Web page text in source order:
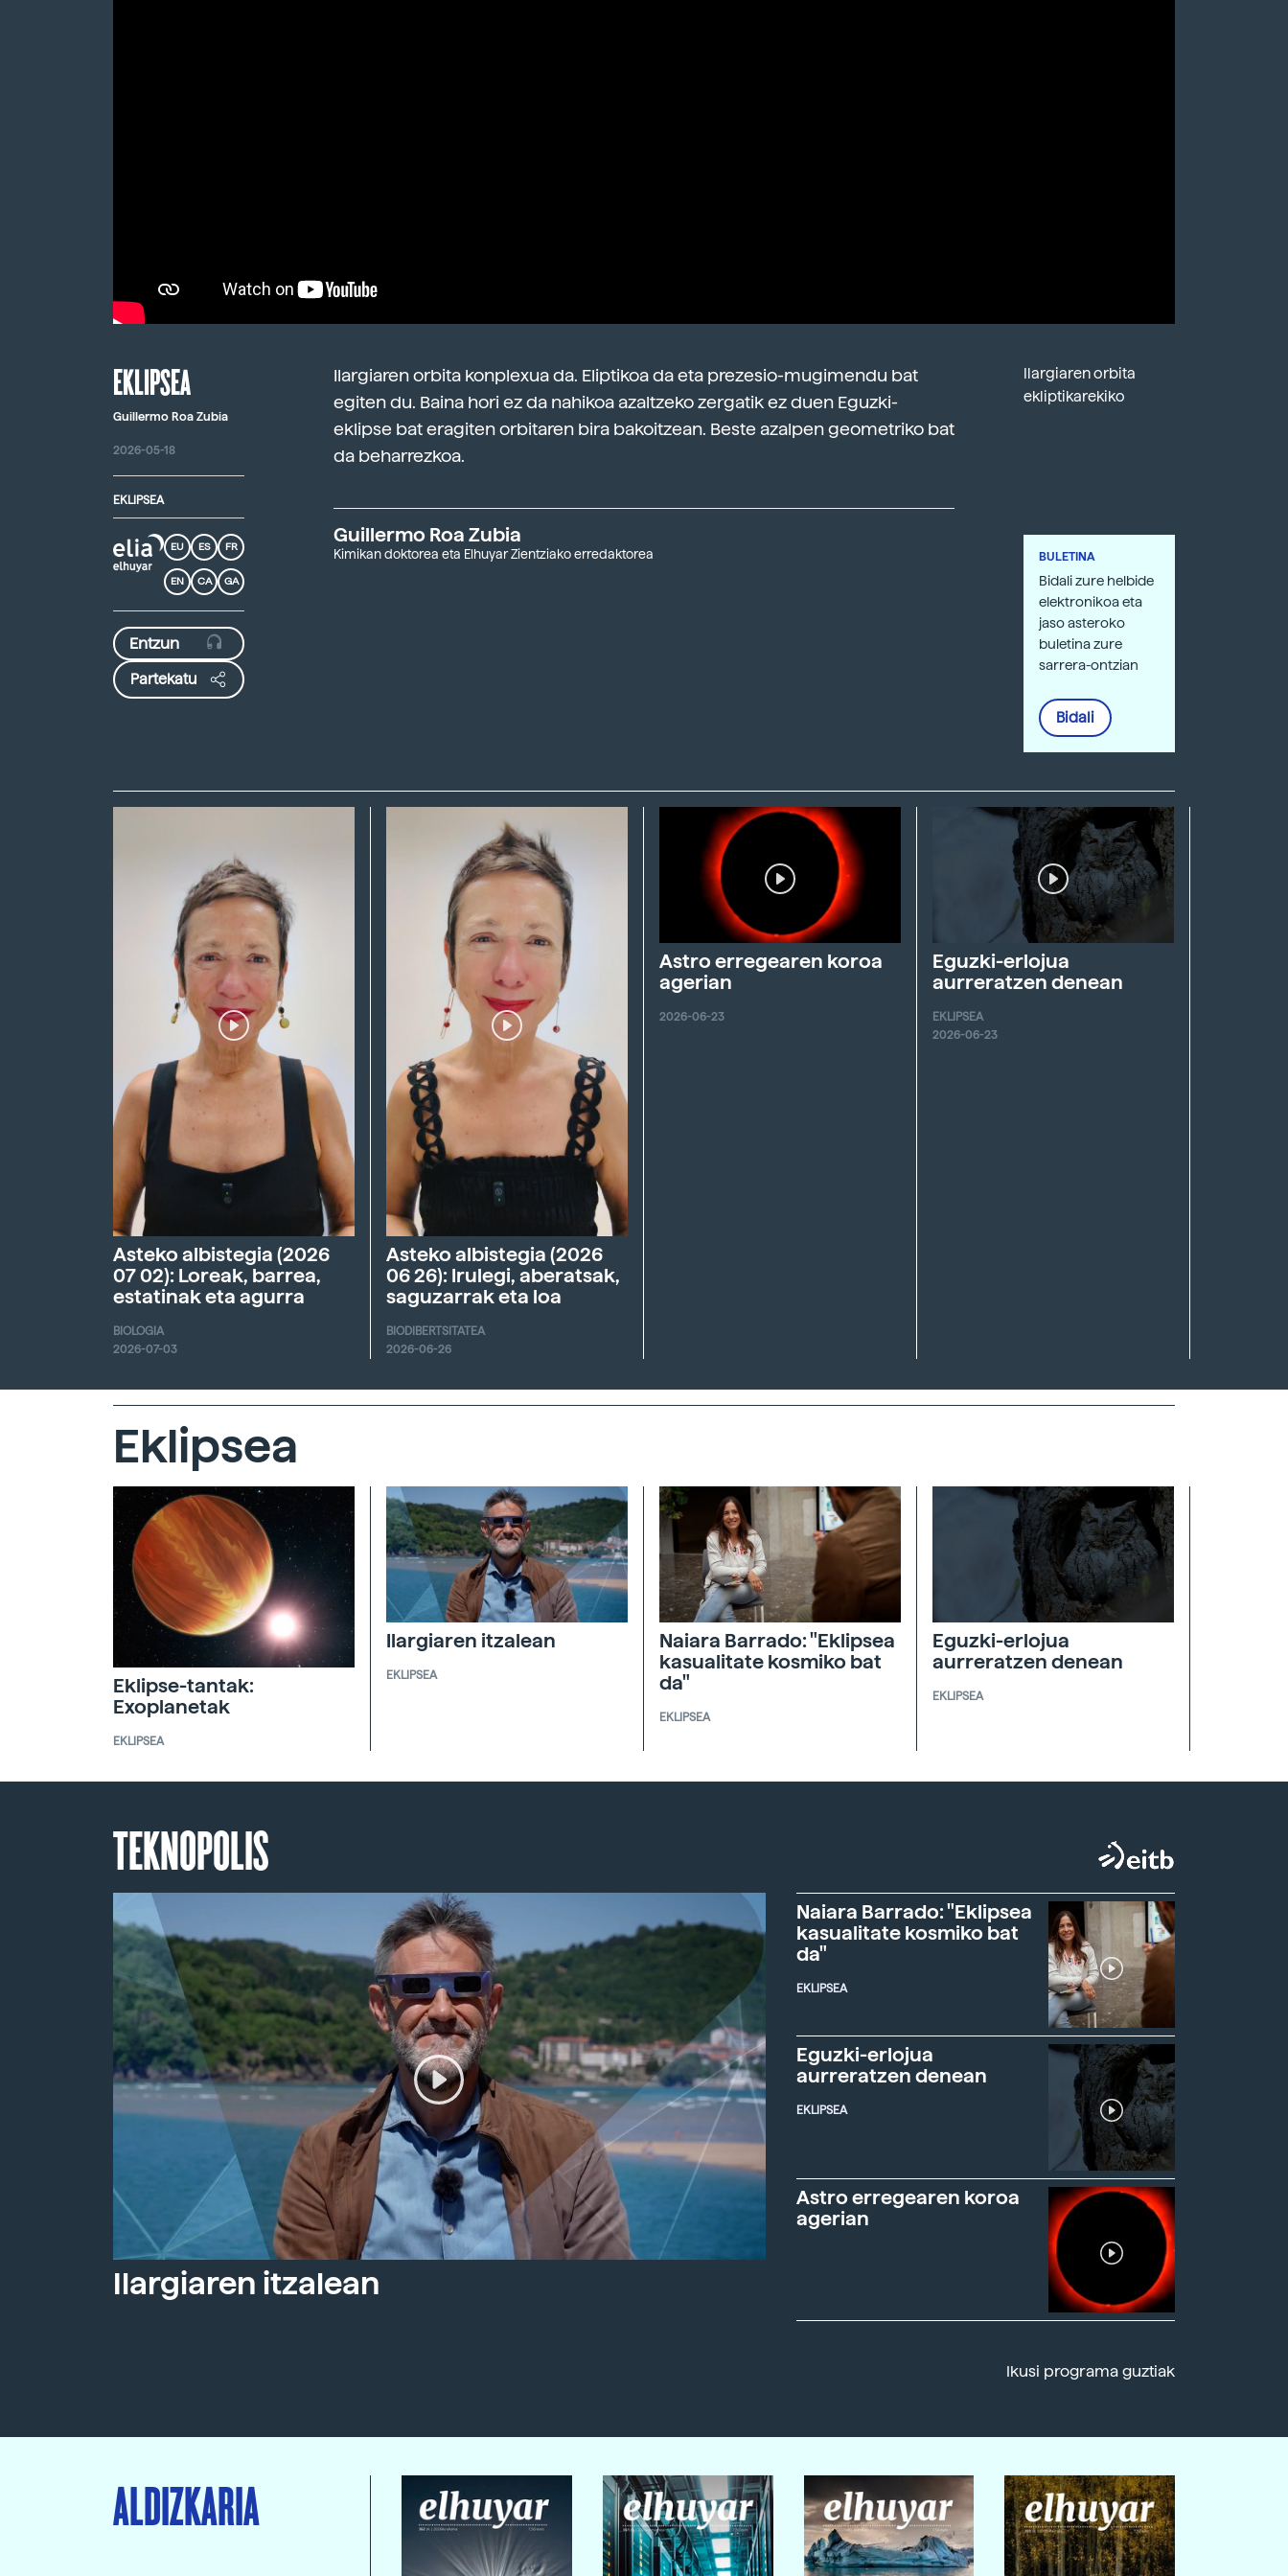
EKLIPSEA
Guillermo Roa Zubia
2026-05-18
EKLIPSEA
EU ES FR
EN CA GA
Partekatu
Ilargiaren orbita konplexua da. Eliptikoa da eta prezesio-mugimendu bat
egiten du. Baina hori ez da nahikoa azaltzeko zergatik ez duen Eguzki-
eklipse bat eragiten orbitaren bira bakoitzean. Beste azalpen geometriko bat
da beharrezkoa.
Guillermo Roa Zubia
Kimikan doktorea eta Elhuyar Zientziako erredaktorea
Ilargiaren orbita
ekliptikarekiko
BULETINA
Bidali zure helbide
elektronikoa eta
jaso asteroko
buletina zure
sarrera-ontzian
Bidali
Asteko albistegia (2026
07 02): Loreak, barrea,
estatinak eta agurra
BIOLOGIA
2026-07-03
Asteko albistegia (2026
06 26): Irulegi, aberatsak,
saguzarrak eta loa
BIODIBERTSITATEA
2026-06-26
Astro erregearen koroa
agerian
2026-06-23
Eguzki-erlojua
aurreratzen denean
EKLIPSEA
2026-06-23
Eklipsea
Eklipse-tantak:
Exoplanetak
EKLIPSEA
Ilargiaren itzalean
EKLIPSEA
Naiara Barrado: "Eklipsea
kasualitate kosmiko bat
da"
EKLIPSEA
Eguzki-erlojua
aurreratzen denean
EKLIPSEA
TEKNOPOLIS
Ilargiaren itzalean
Naiara Barrado: "Eklipsea
kasualitate kosmiko bat
da"
EKLIPSEA
Eguzki-erlojua
aurreratzen denean
EKLIPSEA
Astro erregearen koroa
agerian
Ikusi programa guztiak
ALDIZKARIA